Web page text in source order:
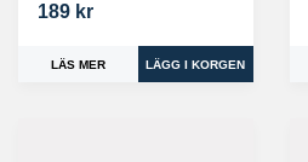
189 kr
LÄS MER